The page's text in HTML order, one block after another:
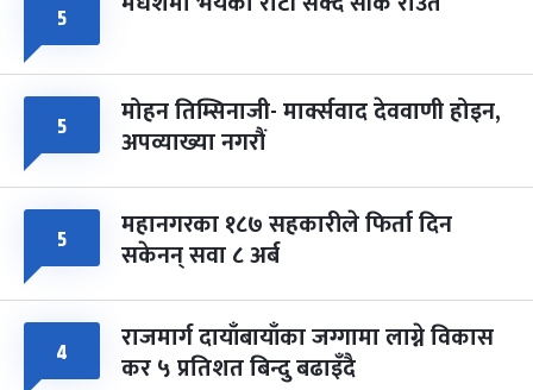
५
५ मोहन तिम्सिनाजी- मार्क्सवाद देववाणी होइन,
अपव्याख्या नगरौं
५ महानगरका १८७ सहकारीले फिर्ता दिन
सकेनन् सवा ८ अर्ब
४ राजमार्ग दायाँबायाँका जग्गामा लाग्ने विकास
कर ५ प्रतिशत बिन्दु बढाइँदै